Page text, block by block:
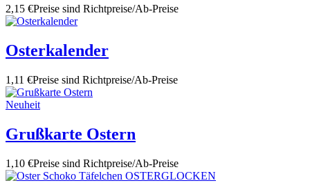
2,15 €Preise sind Richtpreise/Ab-Preise
Osterkalender
1,11 €Preise sind Richtpreise/Ab-Preise
Neuheit
Grußkarte Ostern
1,10 €Preise sind Richtpreise/Ab-Preise